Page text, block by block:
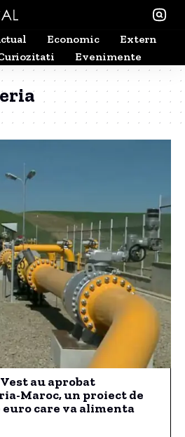
Economic
Extern
Evenimente
au aprobat
Maroc, un proiect de
euro care va alimenta